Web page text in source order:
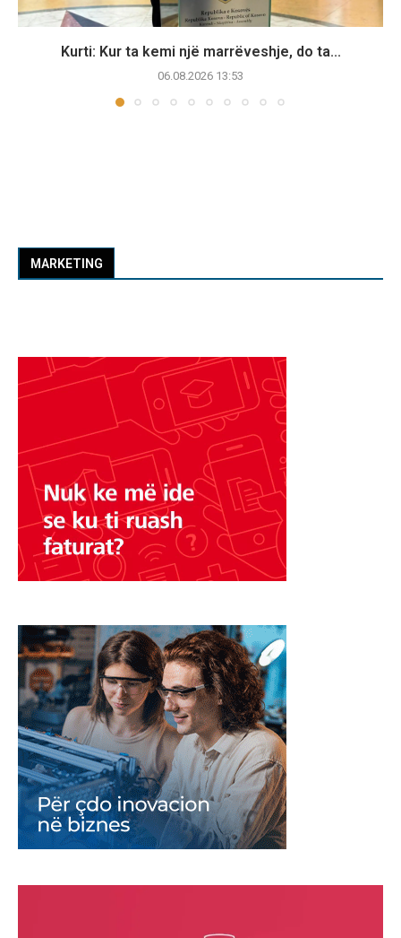
Kurti: Kur ta kemi një marrëveshje, do ta...
06.08.2026 13:53
MARKETING